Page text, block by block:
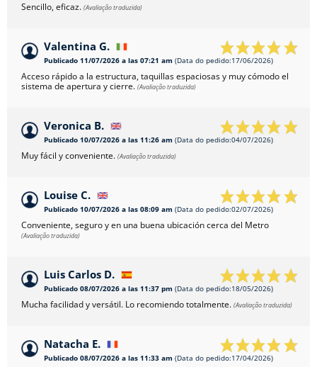
Sencillo, eficaz. (Avaliação traduzida)
Valentina G.
Publicado 11/07/2026 a las 07:21 am (Data do pedido:17/06/2026)
Acceso rápido a la estructura, taquillas espaciosas y muy cómodo el
sistema de apertura y cierre. (Avaliação traduzida)
Veronica B.
Publicado 10/07/2026 a las 11:26 am (Data do pedido:04/07/2026)
Muy fácil y conveniente. (Avaliação traduzida)
Louise C.
Publicado 10/07/2026 a las 08:09 am (Data do pedido:02/07/2026)
Conveniente, seguro y en una buena ubicación cerca del Metro
(Avaliação traduzida)
Luis Carlos D.
Publicado 08/07/2026 a las 11:37 pm (Data do pedido:18/05/2026)
Mucha facilidad y versátil. Lo recomiendo totalmente. (Avaliação traduzida)
Natacha E.
Publicado 08/07/2026 a las 11:33 am (Data do pedido:17/04/2026)